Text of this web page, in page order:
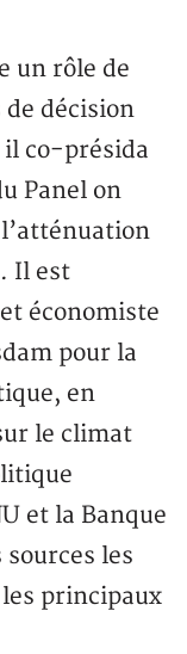
un rôle de
décision
il co-présida
Panel on
Il est
économiste
pour la
en
le climat
et la Banque
les
principaux